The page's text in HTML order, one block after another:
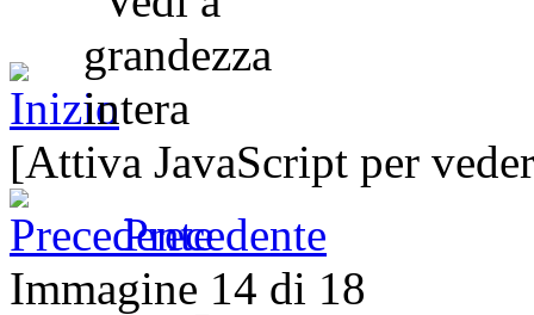
[Attiva JavaScript per
Precedente
Immagine 14 di 18